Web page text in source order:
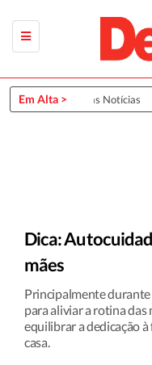
Em Alta >Últimas Notícias
Dica:
mães
Principalmente
para aliviar a rotina das
equilibrar a dedicação
casa.